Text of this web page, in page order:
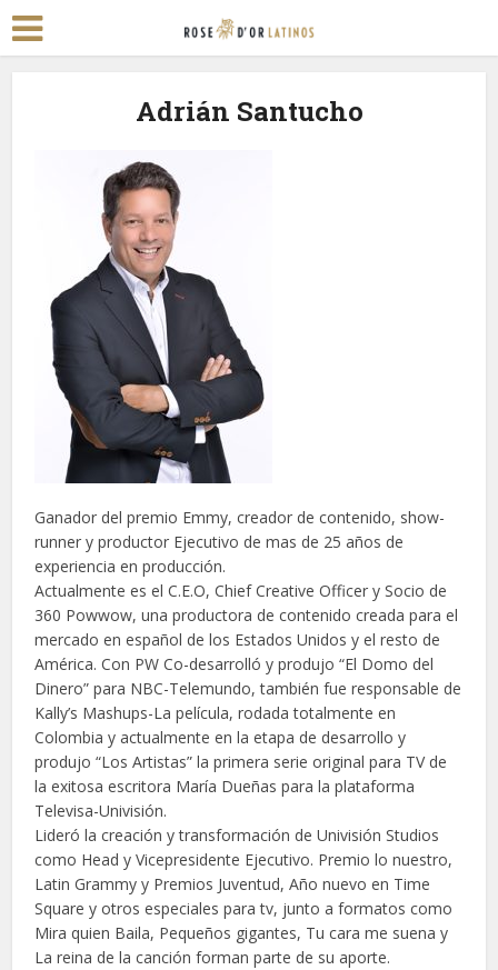
Adrián Santucho
Ganador del premio Emmy, creador de contenido, show-
runner y productor Ejecutivo de mas de 25 años de
experiencia en producción.
Actualmente es el C.E.O, Chief Creative Officer y Socio de
360 Powwow, una productora de contenido creada para el
mercado en español de los Estados Unidos y el resto de
América. Con PW Co-desarrolló y produjo “El Domo del
Dinero” para NBC-Telemundo, también fue responsable de
Kally’s Mashups-La película, rodada totalmente en
Colombia y actualmente en la etapa de desarrollo y
produjo “Los Artistas” la primera serie original para TV de
la exitosa escritora María Dueñas para la plataforma
Televisa-Univisión.
Lideró la creación y transformación de Univisión Studios
como Head y Vicepresidente Ejecutivo. Premio lo nuestro,
Latin Grammy y Premios Juventud, Año nuevo en Time
Square y otros especiales para tv, junto a formatos como
Mira quien Baila, Pequeños gigantes, Tu cara me suena y
La reina de la canción forman parte de su aporte.